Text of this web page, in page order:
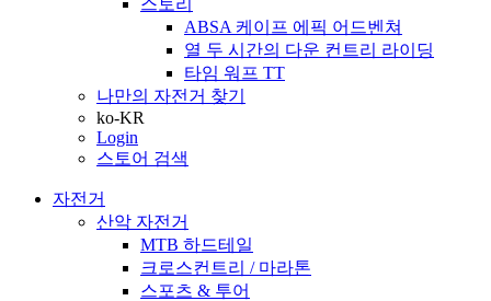
스토리
ABSA 케이프 에픽 어드벤쳐
열 두 시간의 다운 컨트리 라이딩
타임 워프 TT
나만의 자전거 찾기
ko-KR
Login
스토어 검색
자전거
산악 자전거
MTB 하드테일
크로스컨트리 / 마라톤
스포츠 & 투어